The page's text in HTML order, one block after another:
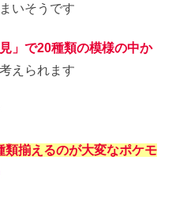
いそうです
」で20種類の模様の中か
えられます
類揃えるのが大変なポケモ